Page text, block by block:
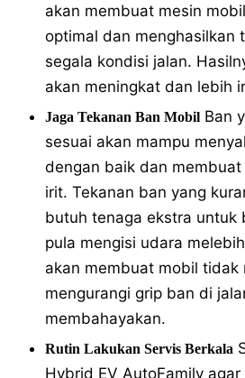
akan membuat mesin
optimal dan menghasilkan
segala kondisi jalan.
akan meningkat dan lebih
Jaga Tekanan Ban Mobil Ban
sesuai akan mampu
dengan baik dan membuat
irit. Tekanan ban yang
butuh tenaga ekstra untuk
pula mengisi udara
akan membuat mobil tidak
mengurangi grip ban di
membahayakan.
Rutin Lakukan Servis Berkala
Hybrid EV AutoFamily